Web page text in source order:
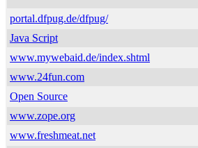
portal.dfpug.de/dfpug/
Java Script
www.mywebaid.de/index.shtml
www.24fun.com
Open Source
www.zope.org
www.freshmeat.net